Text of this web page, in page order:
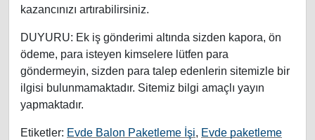
kazancınızı artırabilirsiniz.
DUYURU: Ek iş gönderimi altında sizden kapora, ön
ödeme, para isteyen kimselere lütfen para
göndermeyin, sizden para talep edenlerin sitemizle bir
ilgisi bulunmamaktadır. Sitemiz bilgi amaçlı yayın
yapmaktadır.
Etiketler: Evde Balon Paketleme İşi, Evde paketleme